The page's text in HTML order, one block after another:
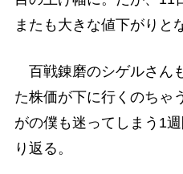
またも大きな値下がりと
百戦錬磨のシゲルさん
た株価が下に行くのちゃ
がの僕も迷ってしまう1
り返る。